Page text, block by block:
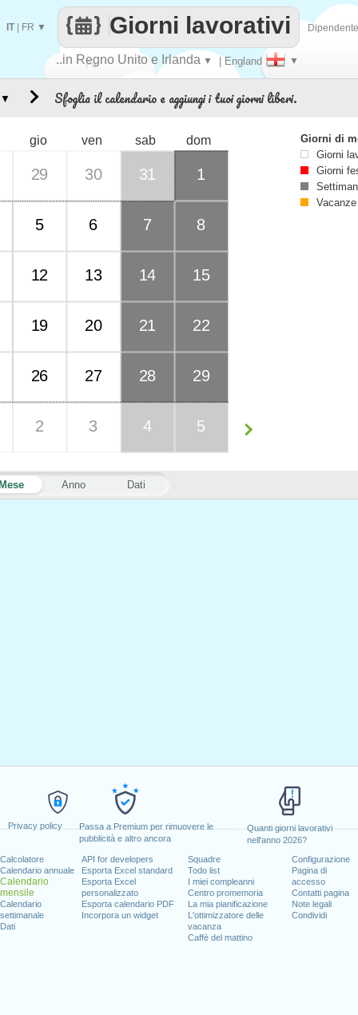
Privacy policy
Passa a Premium per rimuovere le
pubblicità e altro ancora
Quanti giorni lavorativi
nell'anno 2026?
Calcolatore
Calendario annuale
Calendario
mensile
Calendario
settimanale
Dati
API for developers
Esporta Excel standard
Esporta Excel
personalizzato
Esporta calendario PDF
Incorpora un widget
Squadre
Todo list
I miei compleanni
Centro promemoria
La mia pianificazione
L'ottimizzatore delle
vacanza
Caffè del mattino
Configurazione
Pagina di
accesso
Contatti pagina
Note legali
Condividi
Fai
..in Regno Unito e Irlanda ▼ | England ▼
Giorni lavorativi
IT| FR ▼
Sfoglia il calendario e aggiungi i tuoi giorni liberi.
Anno Dati
gio ven sab dom
29 30 31 1
5 6 7 8
12 13 14 15
19 20 21 22
26 27 28 29
2 3 4 5
▼
Giorni di
Giorni
Giorni
Vacanze